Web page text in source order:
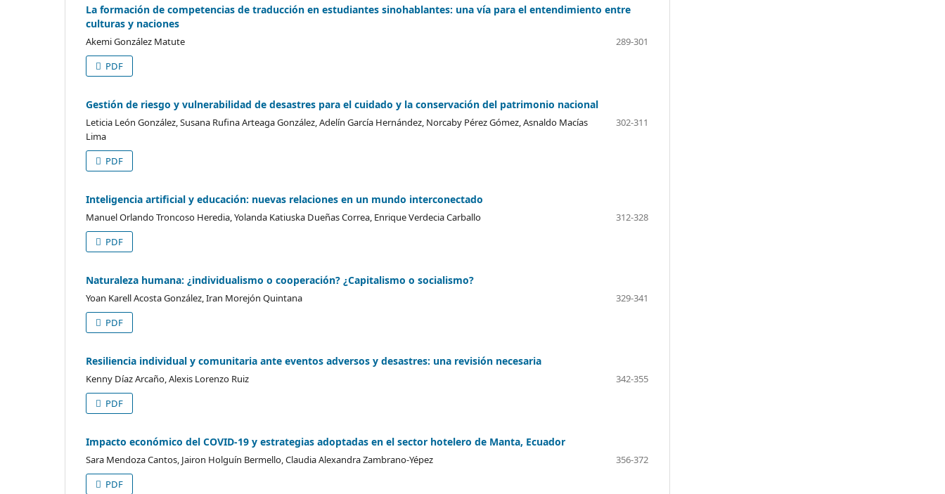
La formación de competencias de traducción en estudiantes sinohablantes: una vía para el entendimiento entre
culturas y naciones
Akemi González Matute
289-301
PDF
Gestión de riesgo y vulnerabilidad de desastres para el cuidado y la conservación del patrimonio nacional
Leticia León González, Susana Rufina Arteaga González, Adelín García Hernández, Norcaby Pérez Gómez, Asnaldo Macías
Lima
302-311
PDF
Inteligencia artificial y educación: nuevas relaciones en un mundo interconectado
Manuel Orlando Troncoso Heredia, Yolanda Katiuska Dueñas Correa, Enrique Verdecia Carballo
312-328
PDF
Naturaleza humana: ¿individualismo o cooperación? ¿Capitalismo o socialismo?
Yoan Karell Acosta González, Iran Morejón Quintana
329-341
PDF
Resiliencia individual y comunitaria ante eventos adversos y desastres: una revisión necesaria
Kenny Díaz Arcaño, Alexis Lorenzo Ruiz
342-355
PDF
Impacto económico del COVID-19 y estrategias adoptadas en el sector hotelero de Manta, Ecuador
Sara Mendoza Cantos, Jairon Holguín Bermello, Claudia Alexandra Zambrano-Yépez
356-372
PDF